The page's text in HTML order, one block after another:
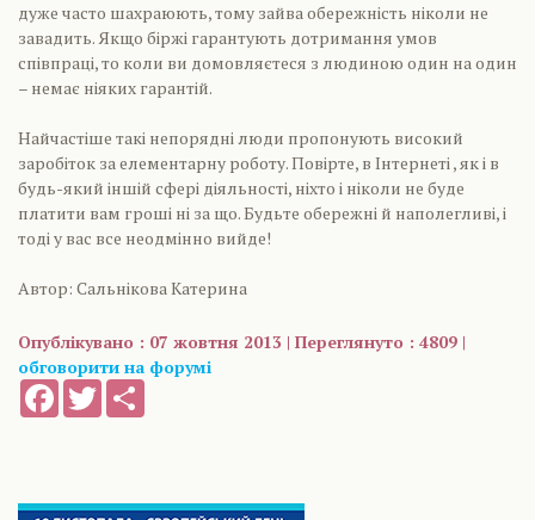
дуже часто шахраюють, тому зайва обережність ніколи не
завадить. Якщо біржі гарантують дотримання умов
співпраці, то коли ви домовляєтеся з людиною один на один
– немає ніяких гарантій.
Найчастіше такі непорядні люди пропонують високий
заробіток за елементарну роботу. Повірте, в Інтернеті , як і в
будь-який іншій сфері діяльності, ніхто і ніколи не буде
платити вам гроші ні за що. Будьте обережні й наполегливі, і
тоді у вас все неодмінно вийде!
Автор: Сальнікова Катерина
Опублікувано : 07 жовтня 2013 | Переглянуто : 4809 |
обговорити на форумі
FacebookTwitter